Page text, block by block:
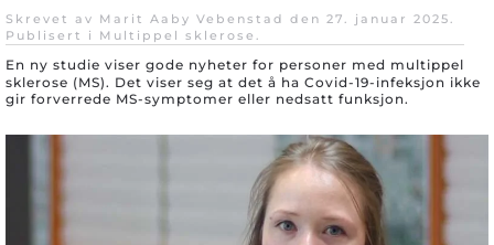
Skrevet av Marit Aaby Vebenstad den 27. januar 2025.
Publisert i Multippel sklerose .
En ny studie viser gode nyheter for personer med multippel
sklerose (MS). Det viser seg at det å ha Covid-19-infeksjon ikke
gir forverrede MS-symptomer eller nedsatt funksjon.